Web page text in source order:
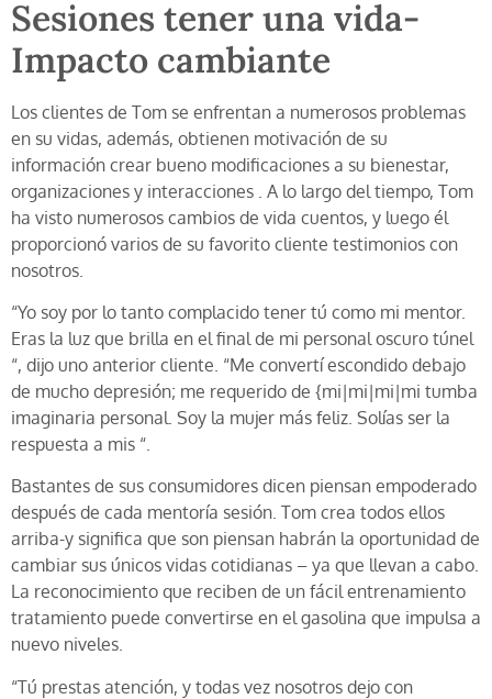
Sesiones tener una vida-
Impacto cambiante
Los clientes de Tom se enfrentan a numerosos problemas
en su vidas, además, obtienen motivación de su
información crear bueno modificaciones a su bienestar,
organizaciones y interacciones . A lo largo del tiempo, Tom
ha visto numerosos cambios de vida cuentos, y luego él
proporcionó varios de su favorito cliente testimonios con
nosotros.
“Yo soy por lo tanto complacido tener tú como mi mentor.
Eras la luz que brilla en el final de mi personal oscuro túnel
“, dijo uno anterior cliente. “Me convertí escondido debajo
de mucho depresión; me requerido de {mi|mi|mi|mi tumba
imaginaria personal. Soy la mujer más feliz. Solías ser la
respuesta a mis “.
Bastantes de sus consumidores dicen piensan empoderado
después de cada mentoría sesión. Tom crea todos ellos
arriba-y significa que son piensan habrán la oportunidad de
cambiar sus únicos vidas cotidianas – ya que llevan a cabo.
La reconocimiento que reciben de un fácil entrenamiento
tratamiento puede convertirse en el gasolina que impulsa a
nuevo niveles.
“Tú prestas atención, y todas vez nosotros dejo con